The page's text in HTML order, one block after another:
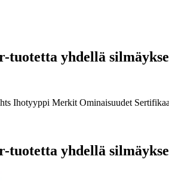
tuotetta yhdellä
Ihotyyppi Merkit Ominaisuudet
tuotetta yhdellä